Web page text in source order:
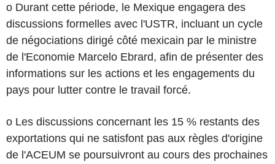
o Durant cette période, le Mexique engagera des
discussions formelles avec l'USTR, incluant un cycle
de négociations dirigé côté mexicain par le ministre
de l'Economie Marcelo Ebrard, afin de présenter des
informations sur les actions et les engagements du
pays pour lutter contre le travail forcé.
o Les discussions concernant les 15 % restants des
exportations qui ne satisfont pas aux règles d'origine
de l'ACEUM se poursuivront au cours des prochaines